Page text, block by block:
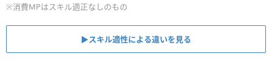
※消費MPはスキル適正なしのもの
▶スキル適性による違いを見る